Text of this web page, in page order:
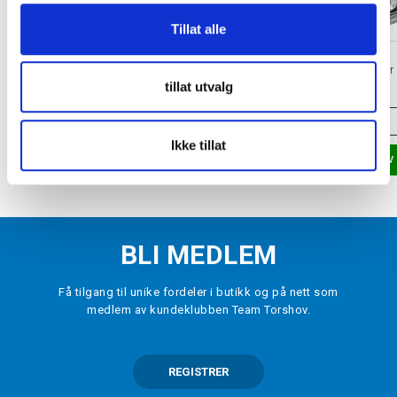
Tillat alle
tillat utvalg
Ikke tillat
BAUER
VELGSTØRRELSE ▾
CCM
FV1 Full Hockeyvisir
SENIOR
LEGG I HANDLEKURV
BLI MEDLEM
Få tilgang til unike fordeler i butikk og på nett som
medlem av kundeklubben Team Torshov.
REGISTRER